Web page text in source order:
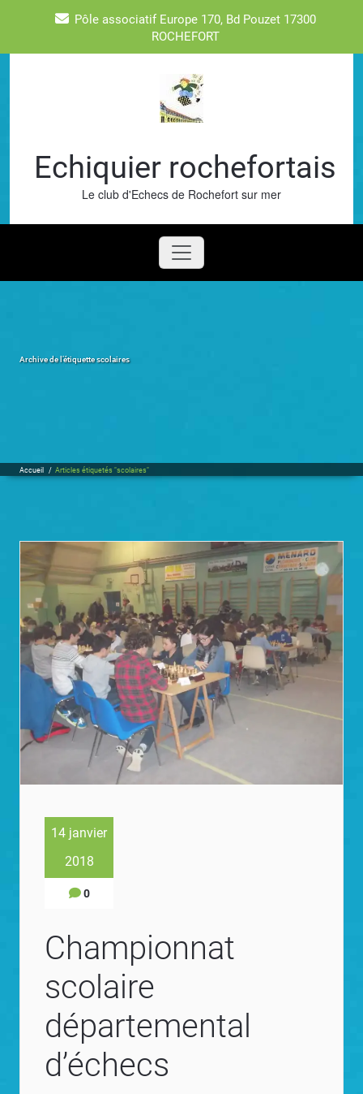
Pôle associatif Europe 170, Bd Pouzet 17300
ROCHEFORT
Echiquier rochefortais
Le club d'Echecs de Rochefort sur mer
Archive de l’étiquettescolaires
Accueil / Articles étiquetés "scolaires"
14 janvier
2018
0
Championnat
scolaire
départemental
d’échecs